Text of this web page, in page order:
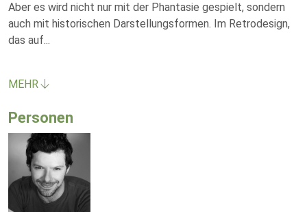
Aber es wird nicht nur mit der Phantasie gespielt, sondern
auch mit historischen Darstellungsformen. Im Retrodesign,
das auf...
MEHR
Personen